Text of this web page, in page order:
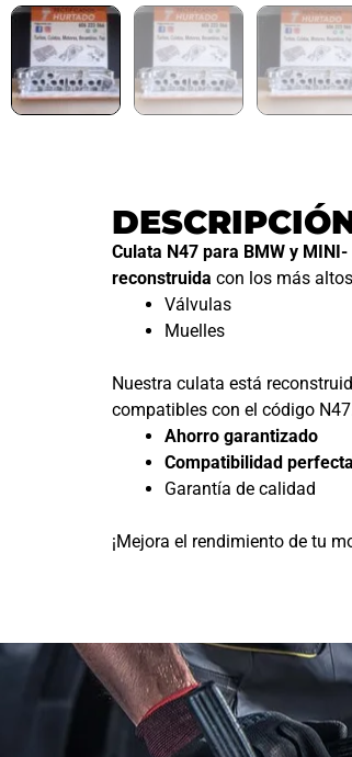
Culata N47 para BMW y
reconstruida con los más
Válvulas
Muelles
Nuestra culata está
compatibles con el código
Ahorro garantizado
Compatibilidad perfecta
Garantía de calidad
¡Mejora el rendimiento de tu